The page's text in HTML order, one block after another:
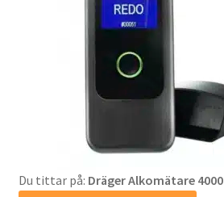
Du tittar på: Dräger Alkomätare 4000